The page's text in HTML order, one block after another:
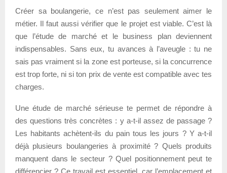
Créer sa boulangerie, ce n’est pas seulement aimer le
métier. Il faut aussi vérifier que le projet est viable. C’est là
que l’étude de marché et le business plan deviennent
indispensables. Sans eux, tu avances à l’aveugle : tu ne
sais pas vraiment si la zone est porteuse, si la concurrence
est trop forte, ni si ton prix de vente est compatible avec tes
charges.
Une étude de marché sérieuse te permet de répondre à
des questions très concrètes : y a-t-il assez de passage ?
Les habitants achètent-ils du pain tous les jours ? Y a-t-il
déjà plusieurs boulangeries à proximité ? Quels produits
manquent dans le secteur ? Quel positionnement peut te
différencier ? Ce travail est essentiel, car l’emplacement et